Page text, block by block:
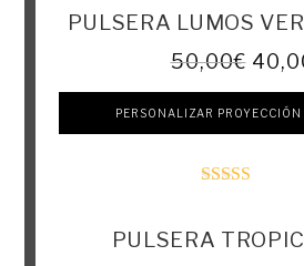
PULSERA LUMOS
50,00€
PERSONALIZAR PROYECCIÓN
PULSERA